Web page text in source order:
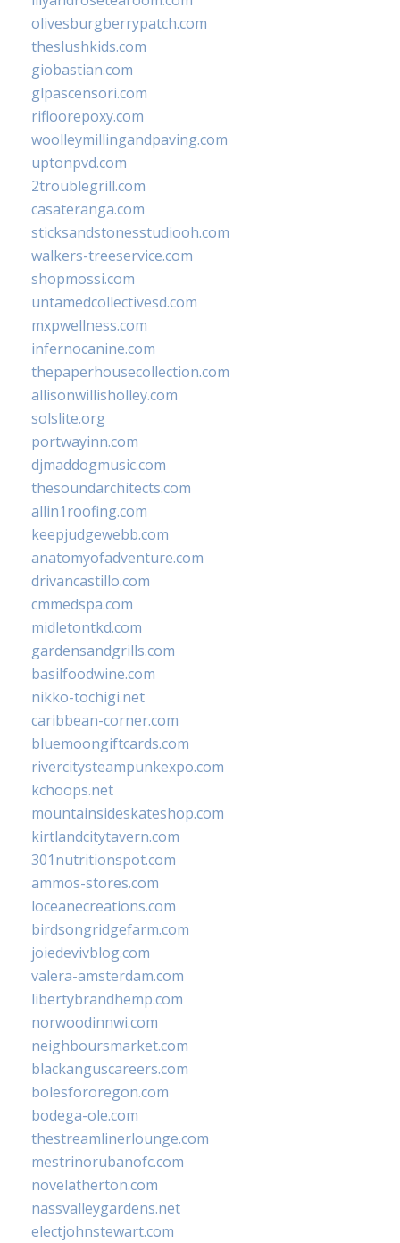
olivesburgberrypatch.com
theslushkids.com
giobastian.com
glpascensori.com
rifloorepoxy.com
woolleymillingandpaving.com
uptonpvd.com
2troublegrill.com
casateranga.com
sticksandstonesstudiooh.com
walkers-treeservice.com
shopmossi.com
untamedcollectivesd.com
mxpwellness.com
infernocanine.com
thepaperhousecollection.com
allisonwillisholley.com
solslite.org
portwayinn.com
djmaddogmusic.com
thesoundarchitects.com
allin1roofing.com
keepjudgewebb.com
anatomyofadventure.com
drivancastillo.com
cmmedspa.com
midletontkd.com
gardensandgrills.com
basilfoodwine.com
nikko-tochigi.net
caribbean-corner.com
bluemoongiftcards.com
rivercitysteampunkexpo.com
kchoops.net
mountainsideskateshop.com
kirtlandcitytavern.com
301nutritionspot.com
ammos-stores.com
loceanecreations.com
birdsongridgefarm.com
joiedevivblog.com
valera-amsterdam.com
libertybrandhemp.com
norwoodinnwi.com
neighboursmarket.com
blackanguscareers.com
bolesfororegon.com
bodega-ole.com
thestreamlinerlounge.com
mestrinorubanofc.com
novelatherton.com
nassvalleygardens.net
electjohnstewart.com